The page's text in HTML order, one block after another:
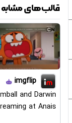
قالب‌های مشابه
imgflip
and Darwin
at Anais